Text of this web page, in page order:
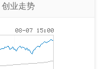
创业走势